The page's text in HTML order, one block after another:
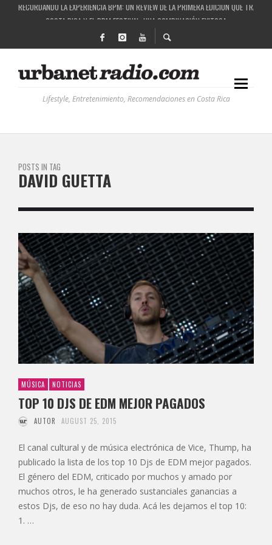
COSTA RICA Y EL BPM FESTIVAL: UNA COMBINACIÓN EXITOSA
RUTAS NATURBANAS: EL PROYECTO QUE ESTÁ TRANSFORMANDO LA CALIDAD DE
LA HISTORIA DETRÁS DE LA MÚSICA ELECTRÓNICA: BBC RADIOPHONIC WORKSHOP
Lifestyle, Entretenimiento, Recomendaciones en Costa Rica
POSTS IN TAG
DAVID GUETTA
MÚSICA NOTICIAS
TOP 10 DJS DE EDM MEJOR PAGADOS
AUTOR AUGUST 25, 2015
El canal cultural y de música electrónica de Vice, Thump, ha
publicado la lista de los top 10 Djs de EDM mejor pagados.
El género del EDM, criticado por muchos y amado por
muchos otros, le ha generado sustanciales ganancias a
estos Djs, de eso no hay duda. Acá les dejamos el top 10:
1. …